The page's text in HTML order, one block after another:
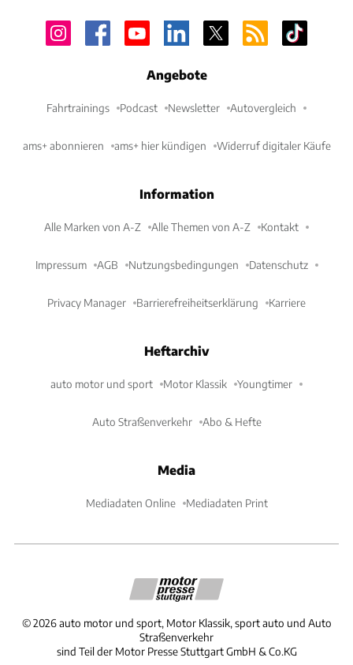
Angebote
Fahrtrainings Podcast Newsletter Autovergleich
ams+ abonnieren ams+ hier kündigen Widerruf digitaler Käufe
Information
Alle Marken von A-Z Alle Themen von A-Z Kontakt
Impressum AGB Nutzungsbedingungen Datenschutz
Privacy Manager Barrierefreiheitserklärung Karriere
Heftarchiv
auto motor und sport Motor Klassik Youngtimer
Auto Straßenverkehr Abo & Hefte
Media
Mediadaten Online Mediadaten Print
©2026 auto motor und sport, Motor Klassik, sport auto und Auto
Straßenverkehr
sind Teil der Motor Presse Stuttgart GmbH & Co.KG